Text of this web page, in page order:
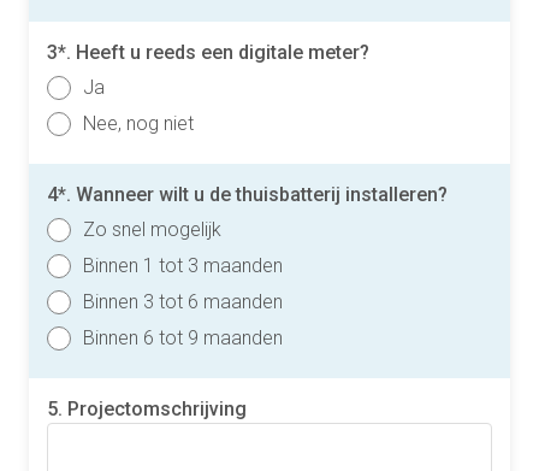
3*. Heeft u reeds een digitale meter?
Ja
Nee, nog niet
4*. Wanneer wilt u de thuisbatterij installeren?
Zo snel mogelijk
Binnen 1 tot 3 maanden
Binnen 3 tot 6 maanden
Binnen 6 tot 9 maanden
5. Projectomschrijving